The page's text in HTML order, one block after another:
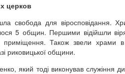
церков
свобода для віросповідання.
5 общин. Першими відійшли
приміщення. Також звели храми
риковицької общини.
який тоді виконував служіння